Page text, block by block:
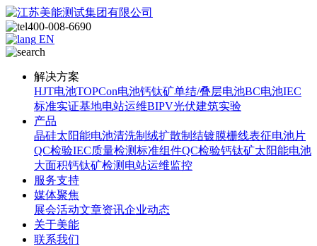
400-008-6690
EN
解决方案
HJT电池TOPCon电池钙钛矿单结/叠层电池BC电池IEC
标准实证基地电站运维BIPV光伏建筑实验
产品
晶硅太阳能电池清洗制绒扩散制结镀膜栅线表征电池片
QC检验IEC质量检测标准组件QC检验钙钛矿太阳能电池
大面积钙钛矿检测 电站运维监控
服务支持
媒体聚焦
展会活动文章资讯企业动态
关于美能
联系我们